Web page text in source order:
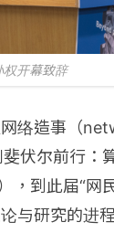
权开幕致辞
络造事（
伏尔前行
，到此届“网
与研究的进